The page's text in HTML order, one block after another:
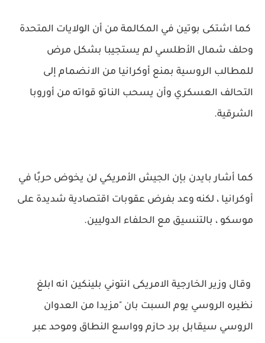
كما اشتكى بوتين في المكالمة من أن الولايات المتحدة
وحلف شمال الأطلسي لم يستجيبا بشكل مرض
للمطالب الروسية بمنع أوكرانيا من الانضمام إلى
التحالف العسكري وأن يسحب الناتو قواته من أوروبا
الشرقية.
كما أشار بايدن بإن الجيش الأمريكي لن يخوض حربًا في
أوكرانيا ، لكنه وعد بفرض عقوبات اقتصادية شديدة على
موسكو ، بالتنسيق مع الحلفاء الدوليين.
وقال وزير الخارجية الامريكى انتوني بلينكين انه ابلغ
نظيره الروسي يوم السبت بان "مزيدا من العدوان
الروسي سيقابل برد حازم وواسع النطاق وموحد عبر